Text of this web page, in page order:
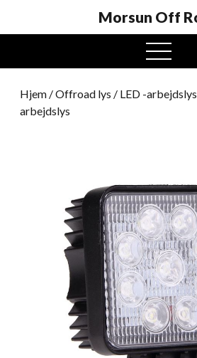
Morsun Off
Åben
menu
Hjem /Offroad lys / LED -arbejdslys
arbejdslys